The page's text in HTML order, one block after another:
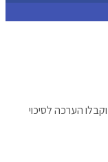
מערכת לגילוי כתיבה על ידי AI. העלו מסמך docx וקבלו הערכה לסיכוי